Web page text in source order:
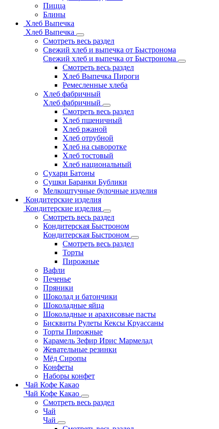
Пицца
Блины
Хлеб Выпечка
Хлеб Выпечка
Смотреть весь раздел
Свежий хлеб и выпечка от Быстронома
Свежий хлеб и выпечка от Быстронома
Смотреть весь раздел
Хлеб Выпечка Пироги
Ремесленные хлеба
Хлеб фабричный
Хлеб фабричный
Смотреть весь раздел
Хлеб пшеничный
Хлеб ржаной
Хлеб отрубной
Хлеб на сыворотке
Хлеб тостовый
Хлеб национальный
Сухари Батоны
Сушки Баранки Бублики
Мелкоштучные булочные изделия
Кондитерские изделия
Кондитерские изделия
Смотреть весь раздел
Кондитерская Быстроном
Кондитерская Быстроном
Смотреть весь раздел
Торты
Пирожные
Вафли
Печенье
Пряники
Шоколад и батончики
Шоколадные яйца
Шоколадные и арахисовые пасты
Бисквиты Рулеты Кексы Круассаны
Торты Пирожные
Карамель Зефир Ирис Мармелад
Жевательные резинки
Мёд Сиропы
Конфеты
Наборы конфет
Чай Кофе Какао
Чай Кофе Какао
Смотреть весь раздел
Чай
Чай